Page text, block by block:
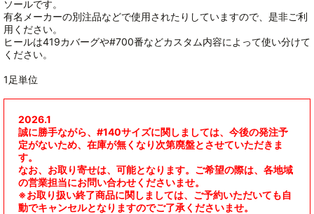
ソールです。
有名メーカーの別注品などで使用されたりしていますので、是非ご利
用ください。
ヒールは419カバーグや#700番などカスタム内容によって使い分けて
ください。
1足単位
2026.1
誠に勝手ながら、#140サイズに関しましては、今後の発注予
定がないため、在庫が無くなり次第廃盤とさせていただきま
す。
なお、お取り寄せは、可能となります。ご希望の際は、各地域
の営業担当にお問い合わせくださいませ。
※お取り扱い終了商品に関しましては、ご予約いただいても自
動でキャンセルとなりますのでご了承くださいませ。